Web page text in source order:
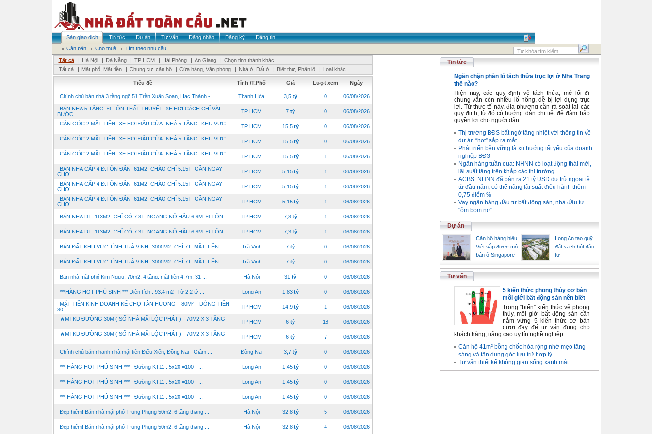
Sàn giao dịch Tin tức Dự án Tư vấn Đăng nhập Đăng ký
Đăng tin
Cần bán
Cho thuê
Tìm theo nhu cầu
Tất cả
| Hà Nội | Đà Nẵng | TP HCM | Hải Phòng | An Giang | Chọn tỉnh thành khác
Tất cả
| Mặt phố, Mặt tiền | Chung cư ,căn hộ | Cửa hàng, Văn phòng | Nhà ở, Đất ở | Biệt thự, Phân lô | Loại khác
Tiêu đề Tỉnh /T.Phố Giá Lượt xem Ngày
Chính chủ bán nhà 3 tầng ngõ 51 Trần Xuân Soạn, Hạc Thành - ... Thanh Hóa 3,5 tỷ 0 06/08/2026
BÁN NHÀ 5 TÂNG- Đ.TÔN THẤT THUYẾT- XE HƠI CÁCH CHỈ VÀI
BƯỚC ...
TP HCM 7 tỷ 0 06/08/2026
CĂN GÓC 2 MẶT TIỀN- XE HƠI ĐẬU CỬA- NHÀ 5 TẦNG- KHU VỰC
TP HCM 15,5 tỷ 0 06/08/2026
CĂN GÓC 2 MẶT TIỀN- XE HƠI ĐẬU CỬA- NHÀ 5 TẦNG- KHU VỰC
TP HCM 15,5 tỷ 0 06/08/2026
CĂN GÓC 2 MẶT TIỀN- XE HƠI ĐẬU CỬA- NHÀ 5 TẦNG- KHU VỰC
TP HCM 15,5 tỷ 1 06/08/2026
BÁN NHÀ CẤP 4 Đ.TÔN ĐẢN- 61M2- CHÀO CHỈ 5.15T- GẦN NGAY
CHỢ ...
TP HCM 5,15 tỷ 1 06/08/2026
BÁN NHÀ CẤP 4 Đ.TÔN ĐẢN- 61M2- CHÀO CHỈ 5.15T- GẦN NGAY
CHỢ ...
TP HCM 5,15 tỷ 1 06/08/2026
BÁN NHÀ CẤP 4 Đ.TÔN ĐẢN- 61M2- CHÀO CHỈ 5.15T- GẦN NGAY
CHỢ ...
TP HCM 5,15 tỷ 1 06/08/2026
BÁN NHÀ DT- 113M2- CHỈ CÓ 7.3T- NGANG NỞ HẬU 6.6M- Đ.TÔN ... TP HCM 7,3 tỷ 1 06/08/2026
BÁN NHÀ DT- 113M2- CHỈ CÓ 7.3T- NGANG NỞ HẬU 6.6M- Đ.TÔN ... TP HCM 7,3 tỷ 1 06/08/2026
BÁN ĐẤT KHU VỰC TỈNH TRÀ VINH- 3000M2- CHỈ 7T- MẶT TIỀN ... Trà Vinh 7 tỷ 0 06/08/2026
BÁN ĐẤT KHU VỰC TỈNH TRÀ VINH- 3000M2- CHỈ 7T- MẶT TIỀN ... Trà Vinh 7 tỷ 0 06/08/2026
Bán nhà mặt phố Kim Ngưu, 70m2, 4 tầng, mặt tiền 4.7m, 31 ... Hà Nội 31 tỷ 0 06/08/2026
***HÀNG HOT PHÚ SINH *** Diện tích : 93,4 m2- Từ 2,2 tỷ ... Long An 1,83 tỷ 0 06/08/2026
MẶT TIỀN KINH DOANH KẾ CHỢ TÂN HƯƠNG – 80M² – DÒNG TIỀN
30 ...
TP HCM 14,9 tỷ 1 06/08/2026
🔥MTKD ĐƯỜNG 30M ( SỐ NHÀ MÃI LỘC PHÁT ) - 70M2 X 3 TẦNG -
TP HCM 6 tỷ 18 06/08/2026
🔥MTKD ĐƯỜNG 30M ( SỐ NHÀ MÃI LỘC PHÁT ) - 70M2 X 3 TẦNG -
TP HCM 6 tỷ 7 06/08/2026
Chính chủ bán nhanh nhà mặt tiền Điểu Xiển, Đồng Nai - Giảm ... Đồng Nai 3,7 tỷ 0 06/08/2026
*** HÀNG HOT PHÚ SINH *** - Đường KT11 : 5x20 =100 - ... Long An 1,45 tỷ 0 06/08/2026
*** HÀNG HOT PHÚ SINH *** - Đường KT11 : 5x20 =100 - ... Long An 1,45 tỷ 0 06/08/2026
*** HÀNG HOT PHÚ SINH *** - Đường KT11 : 5x20 =100 - ... Long An 1,45 tỷ 0 06/08/2026
Đẹp hiếm! Bán nhà mặt phố Trung Phụng 50m2, 6 tầng thang ... Hà Nội 32,8 tỷ 5 06/08/2026
Đẹp hiếm! Bán nhà mặt phố Trung Phụng 50m2, 6 tầng thang ... Hà Nội 32,8 tỷ 4 06/08/2026
Tin tức
Ngăn chặn phân lô tách thửa trục lợi ở Nha Trang
thế nào?
Hiện nay, các quy định về tách thửa, mở lối đi
chung vẫn còn nhiều lổ hổng, dễ bị lợi dụng trục
lợi. Từ thực tế này, địa phương cần rà soát lại các
quy định, từ đó có hướng dẫn chi tiết để đảm bảo
quyền lợi cho người dân.
Thị trường BĐS bất ngờ tăng nhiệt với thông tin về
dự án “hot” sắp ra mắt
Phát triển bền vững là xu hướng tất yếu của doanh
nghiệp BĐS
Ngân hàng tuần qua: NHNN có loạt động thái mới,
lãi suất tăng trên khắp các thị trường
ACBS: NHNN đã bán ra 21 tỷ USD dự trữ ngoại tệ
từ đầu năm, có thể nâng lãi suất điều hành thêm
0,75 điểm %
Vay ngân hàng đầu tư bất động sản, nhà đầu tư
"ôm bom nợ"
Dự án
Căn hộ hàng hiệu
Việt sắp được mở
bán ở Singapore
Long An tạo quỹ
đất sạch hút đầu
tư
Tư vấn
5 kiến thức phong thủy cơ bản
môi giới bất động sản nên biết
Trong “biển” kiến thức về phong
thủy, môi giới bất động sản cần
nắm vững 5 kiến thức cơ bản
dưới đây để tư vấn đúng cho
khách hàng, nâng cao uy tín nghề nghiệp.
Căn hộ 41m² bỗng chốc hóa rộng nhờ mẹo tăng
sáng và tận dụng góc lưu trữ hợp lý
Tư vấn thiết kế không gian sống xanh mát